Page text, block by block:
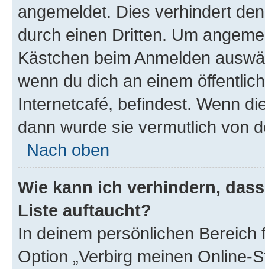
angemeldet. Dies verhindert
durch einen Dritten. Um
Kästchen beim Anmelden
wenn du dich an einem
Internetcafé, befindest. Wenn
dann wurde sie vermutlich von
Nach oben
Wie kann ich verhindern,
Liste auftaucht?
In deinem persönlichen
Option „Verbirg meinen Online-